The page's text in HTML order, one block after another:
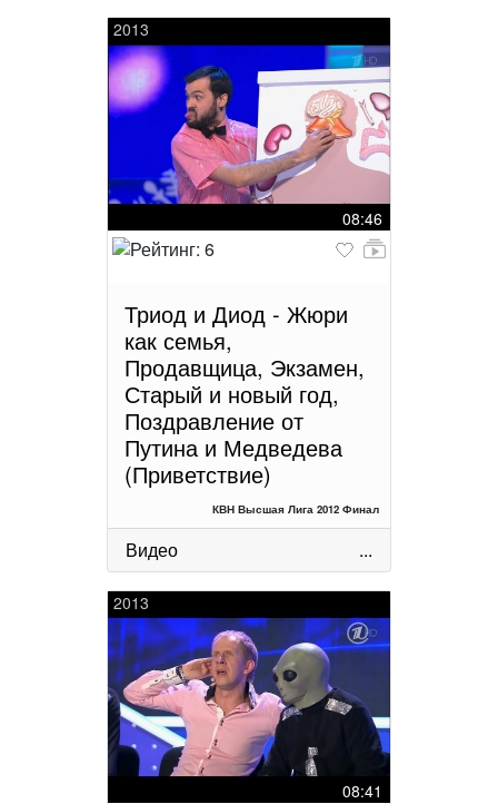
2013
08:46
Триод и Диод - Жюри
как семья,
Продавщица, Экзамен,
Старый и новый год,
Поздравление от
Путина и Медведева
(Приветствие)
КВН Высшая Лига 2012 Финал
Видео ...
2013
08:41